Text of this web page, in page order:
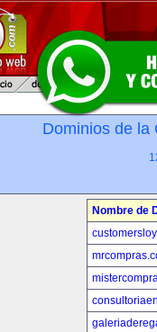
Dominios de la
Nombre de